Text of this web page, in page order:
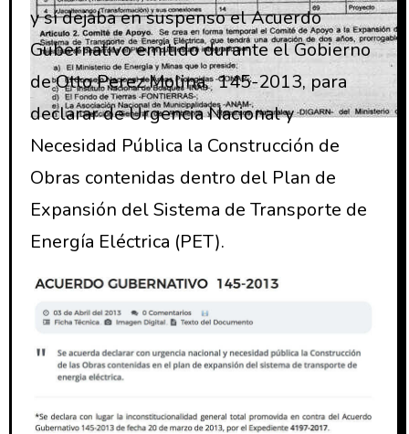
y sí dejaba en suspenso el Acuerdo
Gubernativo emitido durante el Gobierno
de Otto Perez Molina, 145-2013, para
declarar de Urgencia Nacional y
Necesidad Pública la Construcción de
Obras contenidas dentro del Plan de
Expansión del Sistema de Transporte de
Energía Eléctrica (PET).